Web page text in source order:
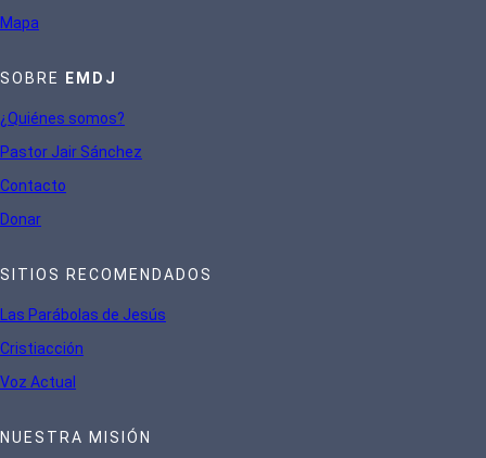
Mapa
SOBRE EMDJ
¿Quiénes somos?
Pastor Jair Sánchez
Contacto
Donar
SITIOS RECOMENDADOS
Las Parábolas de Jesús
Cristiacción
Voz Actual
NUESTRA MISIÓN